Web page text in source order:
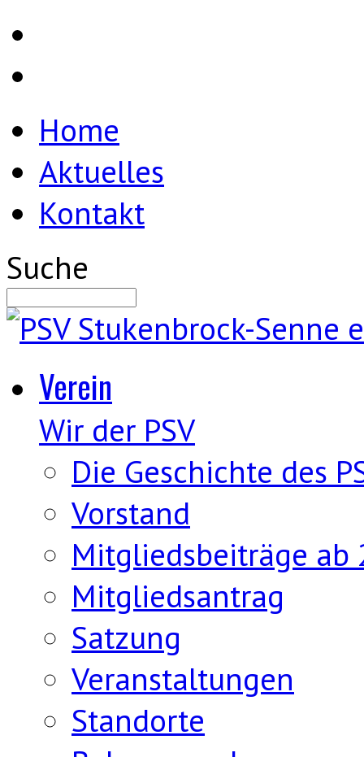
Home
Aktuelles
Kontakt
Suche
Verein
Wir der PSV
Die Geschichte des
Vorstand
Mitgliedsbeiträge ab
Mitgliedsantrag
Satzung
Veranstaltungen
Standorte